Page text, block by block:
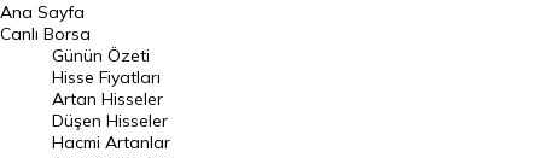
BIST 100 Hisseleri
En Çok Artan Hisseler
En Çok Düşen Hisseler
Hacmi Artanlar
Ana Sayfa
Canlı Borsa
Günün Özeti
Hisse Fiyatları
Artan Hisseler
Düşen Hisseler
Hacmi Artanlar